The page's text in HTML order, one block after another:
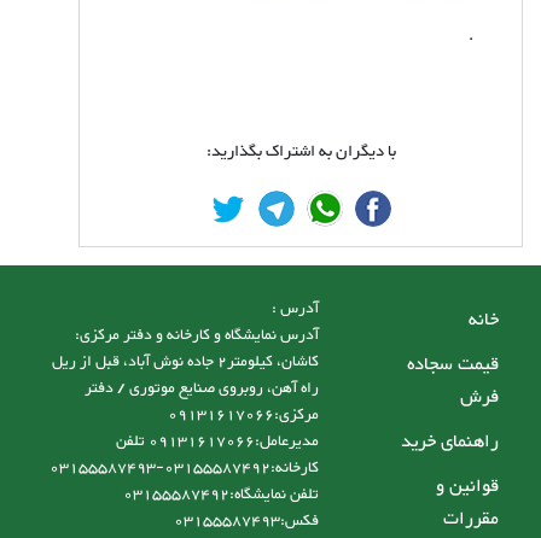
.
با دیگران به اشتراک بگذارید:
خانه
قیمت سجاده
فرش
راهنمای خرید
قوانین و
مقررات
آدرس :
آدرس نمایشگاه و کارخانه و دفتر مرکزی:
کاشان، کیلومتر2 جاده نوش آباد، قبل از ریل
راه آهن، روبروی صنایع موتوری / دفتر
مرکزی:09131617066
مدیرعامل:09131617066 تلفن
کارخانه:03155587492-03155587493
تلفن نمایشگاه:03155587492
فکس:03155587493